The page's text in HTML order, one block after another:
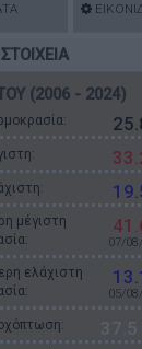
(2006 - 2024)
μέγιστη
07/
ελάχιστη
05/
37.5